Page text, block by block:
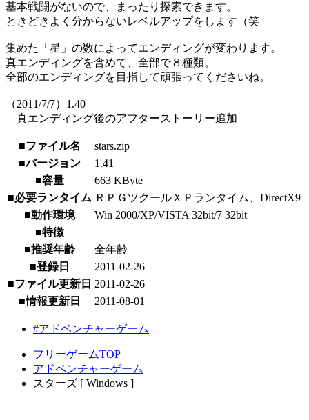
基本戦闘がないので、まったり探索できます。
ときどきよく分からないレベルアップをします（笑
集めた「星」の数によってエンディングが変わります。
真エンディングを含めて、全部で８種類。
全部のエンディングを目指して頑張ってくださいね。
（2011/7/7）1.40
真エンディング後のアフターストーリー追加
■ファイル名
stars.zip
■バージョン
1.41
■容量
663 KByte
■必要ランタイム ＲＰＧツクールＸＰランタイム、DirectX9
■動作環境
Win 2000/XP/VISTA 32bit/7 32bit
■特徴
■推奨年齢
全年齢
■登録日
2011-02-26
■ファイル更新日 2011-02-26
■情報更新日
2011-08-01
#アドベンチャーゲーム
フリーゲームTOP
アドベンチャーゲーム
スターズ [ Windows ]